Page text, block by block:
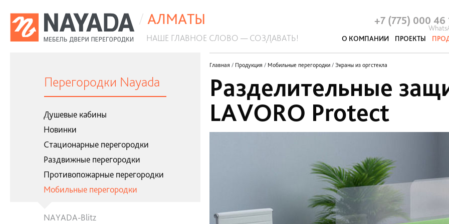
/ АЛМАТЫ
НАШЕ ГЛАВНОЕ СЛОВО — СОЗДАВАТЬ!
+7 (775) 000 46
О КОМПАНИИ ПРОЕКТЫ
Перегородки Nayada
Душевые кабины
Новинки
Стационарные перегородки
Раздвижные перегородки
Противопожарные перегородки
Мобильные перегородки
NAYADA-Blitz
Главная / Продукция / Мобильные перегородки / Экраны из оргстекла
Разделительные
LAVORO Protect